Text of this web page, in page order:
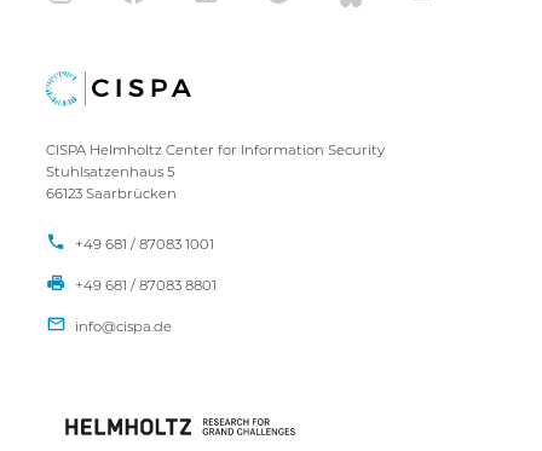
CISPA Helmholtz Center for Information Security
Stuhlsatzenhaus 5
66123 Saarbrücken
+49 681 / 87083 1001
+49 681 / 87083 8801